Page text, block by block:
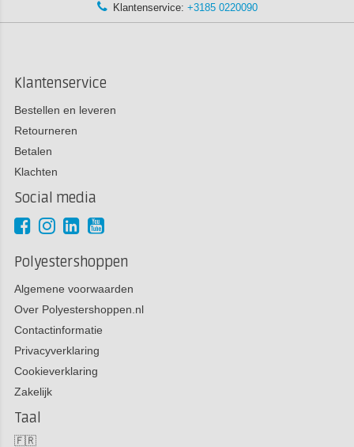
Klantenservice: +3185 0220090
Klantenservice
Bestellen en leveren
Retourneren
Betalen
Klachten
Social media
Polyestershoppen
Algemene voorwaarden
Over Polyestershoppen.nl
Contactinformatie
Privacyverklaring
Cookieverklaring
Zakelijk
Taal
🇫🇷